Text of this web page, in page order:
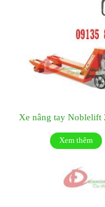
Xem thêm